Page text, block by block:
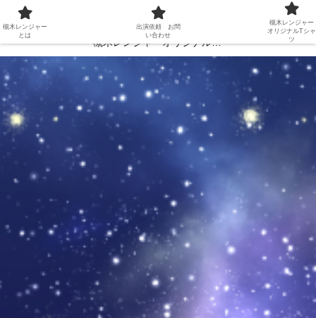
出演依頼 お問い合わせ
槻木レンジャーオリジナルTシャツ
槻木レンジャー
とは
出演依頼 お問
い合わせ
槻木レンジャー
オリジナルTシャ
ツ